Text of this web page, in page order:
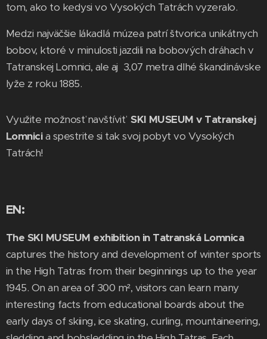
tom, ako to kedysi vo Vysokých Tatrách vyzeralo.
Medzi najväčšie lákadlá múzea patrí štvorica unikátnych
bobov, ktoré v minulosti jazdili na bobových dráhach v
Tatranskej Lomnici, ale aj 3,07 metra dlhé škandinávske
lyže z roku 1885.
Využite možnosť navštíviťSKI MUSEUM v Tatranskej
Lomnicia spestrite si tak svoj pobyt vo Vysokých
Tatrách!
EN:
The SKI MUSEUM exhibition in Tatranská Lomnica
captures the history and development of winter sports
in the High Tatras from their beginnings up to the year
1945. On an area of 300 m², visitors can learn many
interesting facts from educational boards about the
early days of skiing, ice skating, curling, mountaineering,